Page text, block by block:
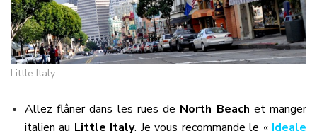
Little Italy
Allez flâner dans les rues de North Beach et manger
italien au Little Italy. Je vous recommande le « Ideale